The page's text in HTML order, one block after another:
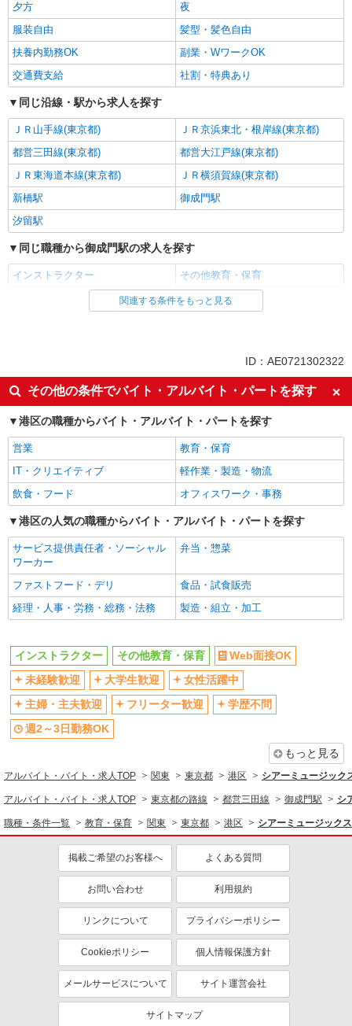
夕方
夜
服装自由
髪型・髪色自由
扶養内勤務OK
副業・WワークOK
交通費支給
社割・特典あり
同じ沿線・駅から求人を探す
ＪＲ山手線(東京都)
ＪＲ京浜東北・根岸線(東京都)
都営三田線(東京都)
都営大江戸線(東京都)
ＪＲ東海道本線(東京都)
ＪＲ横須賀線(東京都)
新橋駅
御成門駅
汐留駅
同じ職種から御成門駅の求人を探す
インストラクター その他教育・保育
同じ雇用形態から御成門駅の求人を探す
Web面接OK
未経験歓迎
大学生歓迎
女性活躍中
主婦・主夫歓迎
フリーター歓迎
学歴不問
週2～3日勤務OK
10時～勤務OK
短時間勤務（1日4h以内）OK
時間や曜日が選べる・シフト自由
平日のみ勤務OK
土日祝のみ勤務OK
昼
夕方
夜
服装自由
扶養内勤務OK
副業・WワークOK
交通費支給
社割・特典あり
教育・保育
同じ特徴から求人を探す
未経験歓迎
短時間勤務（1日4h以内）OK
関連する条件をもっと見る
ID：AE0721302322
その他の条件でバイト・アルバイト・パートを探す
港区の職種からバイト・アルバイト・パートを探す
営業
教育・保育
IT・クリエイティブ
軽作業・製造・物流
飲食・フード
オフィスワーク・事務
港区の人気の職種からバイト・アルバイト・パートを探す
サービス提供責任者・ソーシャル
ワーカー
弁当・惣菜
ファストフード・デリ
食品・試食販売
経理・人事・労務・総務・法務
製造・組立・加工
インストラクター その他教育・保育
Web面接OK
未経験歓迎
大学生歓迎
女性活躍中
主婦・主夫歓迎
フリーター歓迎
学歴不問
週2～3日勤務OK
もっと見る
アルバイト・バイト・求人TOP 関東 東京都 港区 シアーミュージック
アルバイト・バイト・求人TOP 東京都の路線 都営三田線 御成門駅 シ
職種・条件一覧 教育・保育 関東 東京都 港区 シアーミュージック
掲載ご希望のお客様へ よくある質問
お問い合わせ 利用規約
リンクについて プライバシーポリシー
Cookieポリシー 個人情報保護方針
メールサービスについて サイト運営会社
サイトマップ